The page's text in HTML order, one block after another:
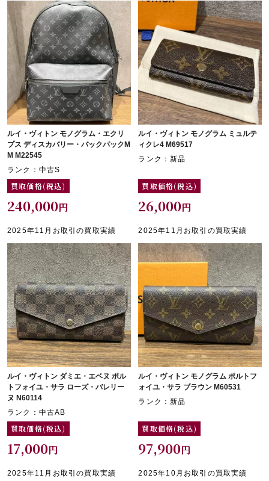
ルイ・ヴィトン モノグラム・エクリ
プス ディスカバリー・バックパックM
M M22545
ランク：中古S
買取価格(税込)
240,000円
2025年11月お取引の買取実績
ルイ・ヴィトン モノグラム ミュルテ
ィクレ4 M69517
ランク：新品
買取価格(税込)
26,000円
2025年11月お取引の買取実績
ルイ・ヴィトン ダミエ・エベヌ ポル
トフォイユ・サラ ローズ・バレリー
ヌ N60114
ランク：中古AB
買取価格(税込)
17,000円
2025年11月お取引の買取実績
ルイ・ヴィトン モノグラム ポルトフ
ォイユ・サラ ブラウン M60531
ランク：新品
買取価格(税込)
97,900円
2025年10月お取引の買取実績